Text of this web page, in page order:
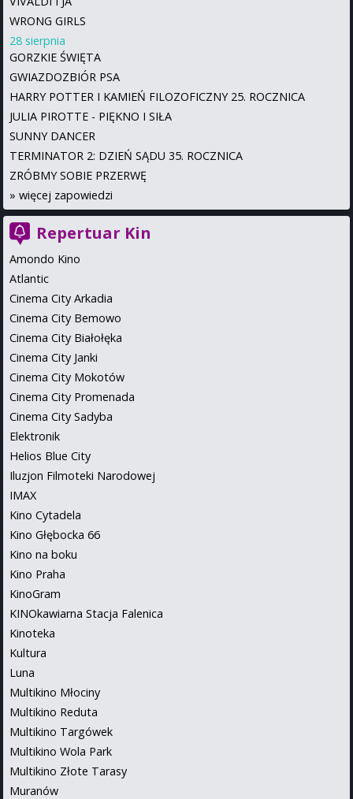
WRONG GIRLS
28 sierpnia
GORZKIE ŚWIĘTA
GWIAZDOZBIÓR PSA
HARRY POTTER I KAMIEŃ FILOZOFICZNY 25. ROCZNICA
JULIA PIROTTE - PIĘKNO I SIŁA
SUNNY DANCER
TERMINATOR 2: DZIEŃ SĄDU 35. ROCZNICA
ZRÓBMY SOBIE PRZERWĘ
» więcej zapowiedzi
Repertuar Kin
Amondo Kino
Atlantic
Cinema City Arkadia
Cinema City Bemowo
Cinema City Białołęka
Cinema City Janki
Cinema City Mokotów
Cinema City Promenada
Cinema City Sadyba
Elektronik
Helios Blue City
Iluzjon Filmoteki Narodowej
IMAX
Kino Cytadela
Kino Głębocka 66
Kino na boku
Kino Praha
KinoGram
KINOkawiarna Stacja Falenica
Kinoteka
Kultura
Luna
Multikino Młociny
Multikino Reduta
Multikino Targówek
Multikino Wola Park
Multikino Złote Tarasy
Muranów